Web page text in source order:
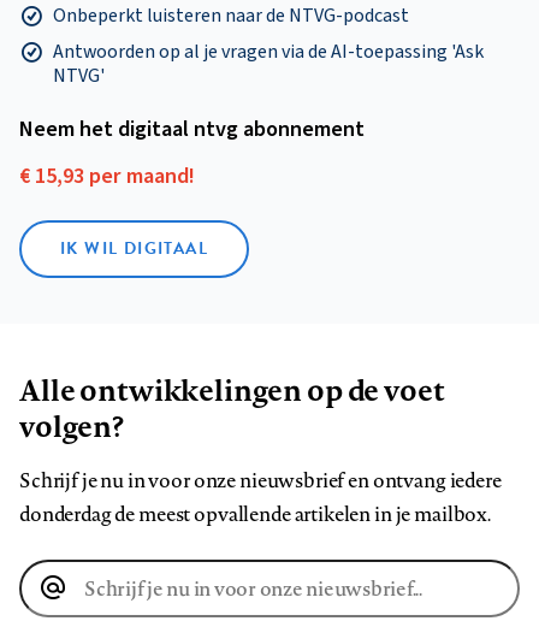
Onbeperkt luisteren naar de NTVG-podcast
Antwoorden op al je vragen via de AI-toepassing 'Ask
NTVG'
Neem het digitaal ntvg abonnement
€ 15,93 per maand!
IK WIL DIGITAAL
Alle ontwikkelingen op de voet
volgen?
Schrijf je nu in voor onze nieuwsbrief en ontvang iedere
donderdag de meest opvallende artikelen in je mailbox.
E-